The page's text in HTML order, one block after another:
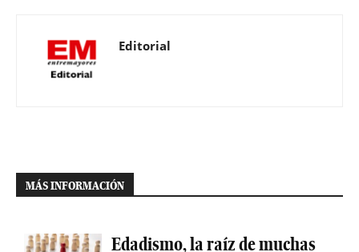
Editorial
MÁS INFORMACIÓN
Edadismo, la raíz de muchas